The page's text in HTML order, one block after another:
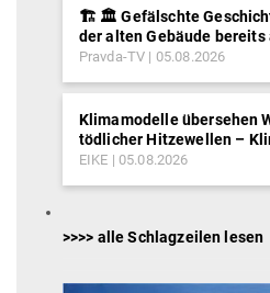
🏗️ 🏛️ Gefälschte
der alten Gebäude bereits
Pravda-TV 05.08.2026
Klimamodelle übersehen
tödlicher Hitzewellen –
EIKE 05.08.2026
>>>> alle Schlagzeilen lesen